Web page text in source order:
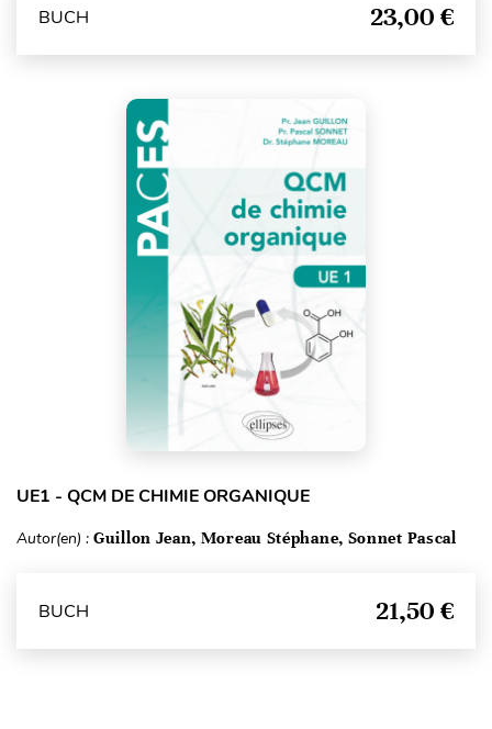
BUCH 23,00 €
UE1 - QCM DE CHIMIE ORGANIQUE
Autor(en) : Guillon Jean, Moreau Stéphane, Sonnet Pascal
BUCH 21,50 €